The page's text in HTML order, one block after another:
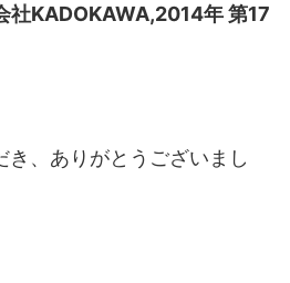
社KADOKAWA,2014年 第17
、ありがとうございまし